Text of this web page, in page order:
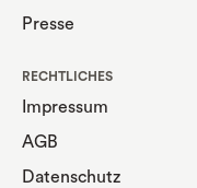
Presse
RECHTLICHES
Impressum
AGB
Datenschutz